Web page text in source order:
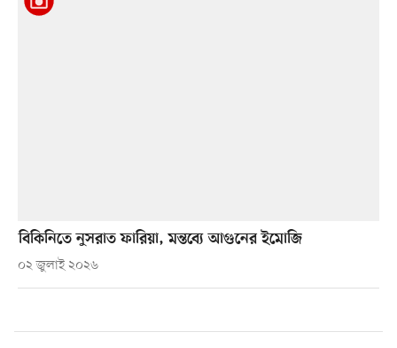
বিকিনিতে নুসরাত ফারিয়া, মন্তব্যে আগুনের ইমোজি
০২ জুলাই ২০২৬